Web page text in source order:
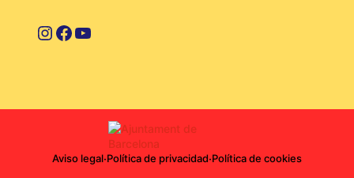
I
t
F
e
o
Y
T
b
Aviso legal·Política de privacidad·Política de cookies